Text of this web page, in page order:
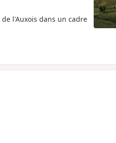
l'Auxois dans un cadre